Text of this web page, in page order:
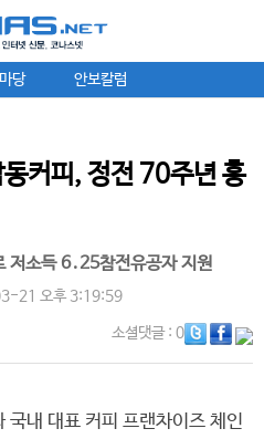
당 안보칼럼
커피, 정전 70주년 홍
저소득 6․25참전유공자 지원
21 오후 3:19:59
소셜댓글: 0
국내 대표 커피 프랜차이즈 체인